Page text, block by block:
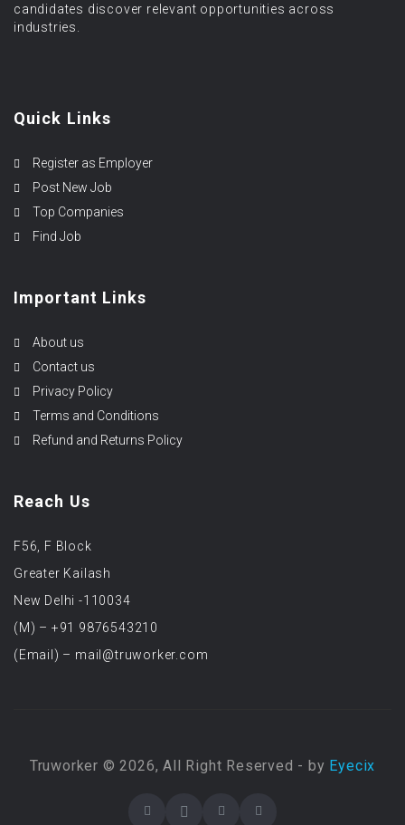
candidates discover relevant opportunities across
industries.
Quick Links
Register as Employer
Post New Job
Top Companies
Find Job
Important Links
About us
Contact us
Privacy Policy
Terms and Conditions
Refund and Returns Policy
Reach Us
F56, F Block
Greater Kailash
New Delhi -110034
(M) – +91 9876543210
(Email) – mail@truworker.com
Truworker © 2026, All Right Reserved - by Eyecix